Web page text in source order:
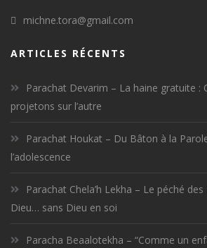
michne.tora@gmail.com
ARTICLES RÉCENTS
Parachat Devarim – La haine gratuite :
projetons sur l’autre
Parachat Houkat – Du Bâton à la
l’adolescence
Parachat Chela’h Lekha – Le péché des
Dieu… sans Dieu en soi
Paracha Beaalotekha – “Comme un